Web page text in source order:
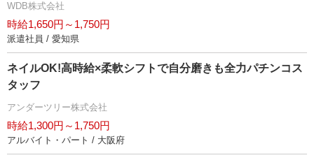
WDB株式会社
時給1,650円～1,750円
派遣社員 / 愛知県
ネイルOK!高時給×柔軟シフトで自分磨きも全力パチンコス
タッフ
アンダーツリー株式会社
時給1,300円～1,750円
アルバイト・パート / 大阪府